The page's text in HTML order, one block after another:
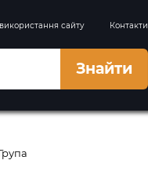
сайту Контакти
Знайти